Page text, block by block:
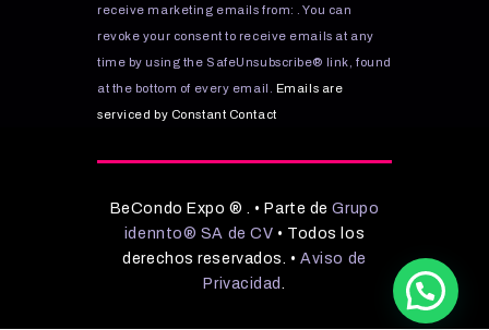
a
n
t
C
o
t
receive marketing emails from: . You can
revoke your consent to receive emails at any
time by using the SafeUnsubscribe® link, found
at the bottom of every email. Emails are
serviced by Constant Contact
BeCondo Expo ® . • Parte deGrupo
idennto® SA de CV • Todos los
derechos reservados. • Aviso de
Privacidad.